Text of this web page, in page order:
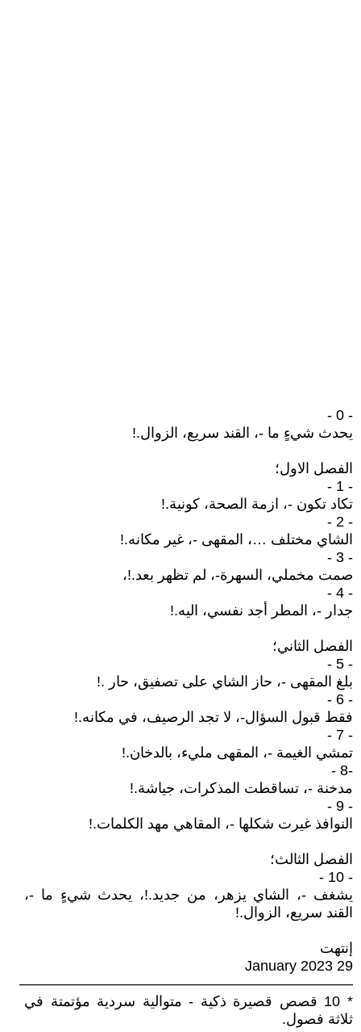
- 0 -
يحدث شيءٍ ما -، القند سريع، الزوال.!
الفصل الاول؛
- 1 -
تكاد تكون -، ازمة الصحة، كونية.!
- 2 -
الشاي مختلف …، المقهى -، غير مكانه.!
- 3 -
صمت مخملي، السهرة-، لم تظهر بعد.!،
- 4 -
جدار -، المطر أجد نفسي، اليه.!
الفصل الثاني؛
- 5 -
بلغ المقهى -، حاز الشاي على تصفيق، حار .!
- 6 -
فقط قبول السؤال-، لا تجد الرصيف، في مكانه.!
- 7 -
تمشي الغيمة -، المقهى مليء، بالدخان.!
-8 -
مدخنة -، تساقطت المذكرات، جياشة.!
- 9 -
النوافذ غيرت شكلها -، المقاهي مهد الكلمات.!
الفصل الثالث؛
- 10 -
يشغف -، الشاي يزهر، من جديد.!، يحدث شيءٍ ما -،
القند سريع، الزوال.!
إنتهت
29 January 2023
———————————————————————
* 10 قصص قصيرة ذكية - متوالية سردية مؤتمتة في
ثلاثة فصول.